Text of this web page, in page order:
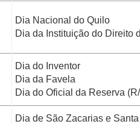
Dia Nacional do Quilo
Dia da Instituição do Direito
Dia do Inventor
Dia da Favela
Dia do Oficial da Reserva
Dia de São Zacarias e Santa